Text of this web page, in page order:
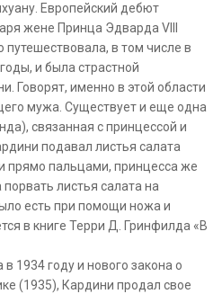
Европейский дебют
жене Принца Эдварда VIII
путешествовала, в том числе в
и была страстной
Говорят, именно в этой области
мужа. Существует и еще одна
связанная с принцессой и
подавал листья салата
прямо пальцами, принцесса же
листья салата на
есть при помощи ножа и
в книге Терри Д. Гринфилда «В
1934 году и нового закона о
(1935), Кардини продал свое